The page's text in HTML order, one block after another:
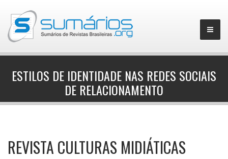
ESTILOS DE IDENTIDADE NAS REDES SOCIAIS
DE RELACIONAMENTO
REVISTA CULTURAS MIDIÁTICAS